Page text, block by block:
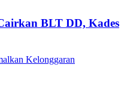
BLT DD, Kades